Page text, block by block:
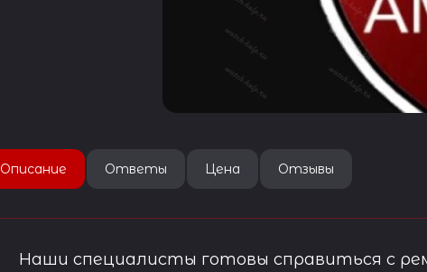
Описание Ответы Цена Отзывы
Наши специалисты готовы справиться с